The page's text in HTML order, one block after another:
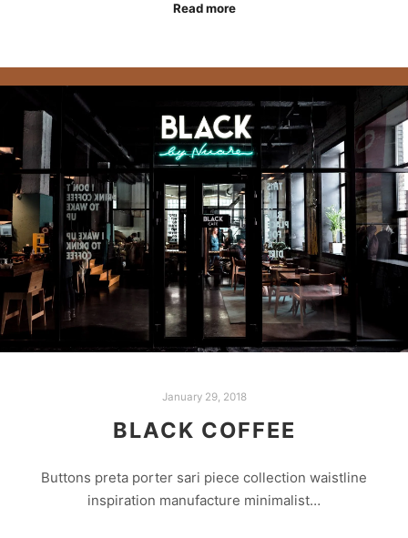
Read more
January 29, 2018
BLACK COFFEE
Buttons preta porter sari piece collection waistline
inspiration manufacture minimalist…